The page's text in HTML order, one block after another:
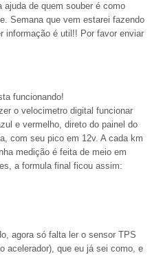
ajuda de quem souber é como
Semana que vem estarei fazendo
informação é util!! Por favor enviar
funcionando!
o velocimetro digital funcionar
e vermelho, direto do painel do
com seu pico em 12v. A cada km
medição é feita de meio em
a formula final ficou assim:
agora só falta ler o sensor TPS
acelerador), que eu já sei como, e